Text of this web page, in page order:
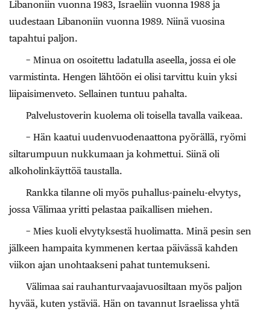
Libanoniin vuonna 1983, Israeliin vuonna 1988 ja
uudestaan Libanoniin vuonna 1989. Niinä vuosina
tapahtui paljon.
− Minua on osoitettu ladatulla aseella, jossa ei ole
varmistinta. Hengen lähtöön ei olisi tarvittu kuin yksi
liipaisimenveto. Sellainen tuntuu pahalta.
Palvelustoverin kuolema oli toisella tavalla vaikeaa.
− Hän kaatui uudenvuodenaattona pyörällä, ryömi
siltarumpuun nukkumaan ja kohmettui. Siinä oli
alkoholinkäyttöä taustalla.
Rankka tilanne oli myös puhallus-painelu-­elvytys,
jossa Välimaa yritti pelastaa paikallisen miehen.
− Mies kuoli elvytyksestä huolimatta. Minä pesin sen
jälkeen hampaita kymmenen kertaa päivässä kahden
viikon ajan unohtaakseni pahat tuntemukseni.
Välimaa sai rauhanturvaajavuosiltaan myös paljon
hyvää, kuten ystäviä. Hän on tavannut Israelissa yhtä